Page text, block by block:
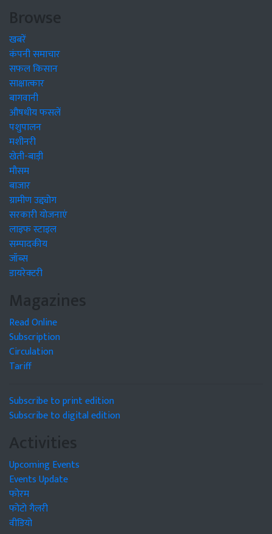
Browse
खबरें
कंपनी समाचार
सफल किसान
साक्षात्कार
बागवानी
औषधीय फसलें
पशुपालन
मशीनरी
खेती-बाड़ी
मौसम
बाजार
ग्रामीण उद्द्योग
सरकारी योजनाएं
लाइफ स्टाइल
सम्पादकीय
जॉब्स
डायरेक्टरी
Magazines
Read Online
Subscription
Circulation
Tariff
Subscribe to print edition
Subscribe to digital edition
Activities
Upcoming Events
Events Update
फोरम
फोटो गैलरी
वीडियो